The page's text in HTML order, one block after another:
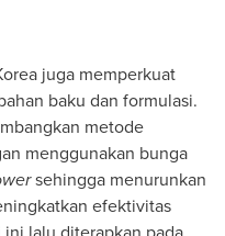
juga memperkuat
baku dan formulasi.
metode
menggunakan bunga
sehingga menurunkan
efektivitas